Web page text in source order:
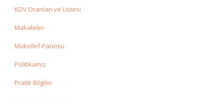
KDV Oranları ve Listesi
Makaleler
Mükellef Panosu
Politikamız
Pratik Bilgiler